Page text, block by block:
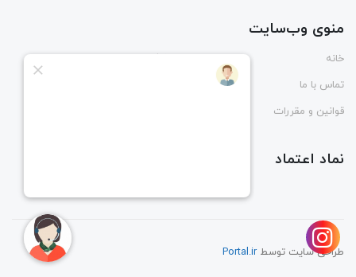
منوی وب‌سایت
خانه
پوشاک
تماس با ما
قوانین و مقررات
نماد اعتماد
طراحی سایت توسطPortal.ir